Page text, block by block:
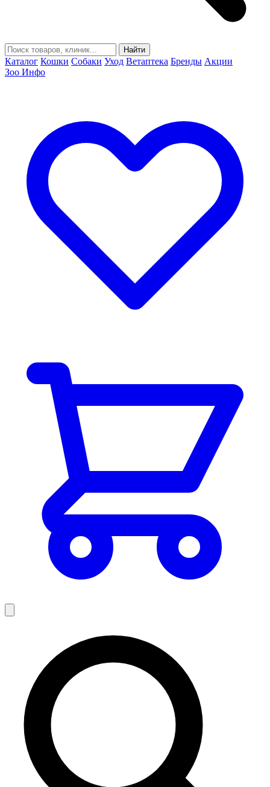
Найти
Каталог Кошки Собаки Уход Ветаптека Бренды Акции
Зоо Инфо